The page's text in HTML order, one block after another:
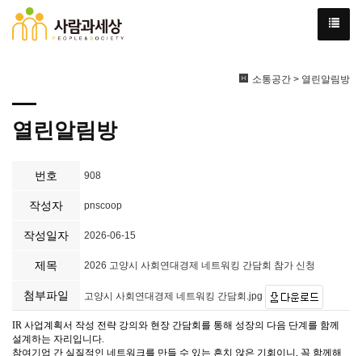
소통공간 > 열린알림방
열린알림방
번호 908
작성자 pnscoop
작성일자 2026-06-15
제목 2026 고양시 사회연대경제 네트워킹 간담회 참가 신청
첨부파일 고양시 사회연대경제 네트워킹 간담회.jpg